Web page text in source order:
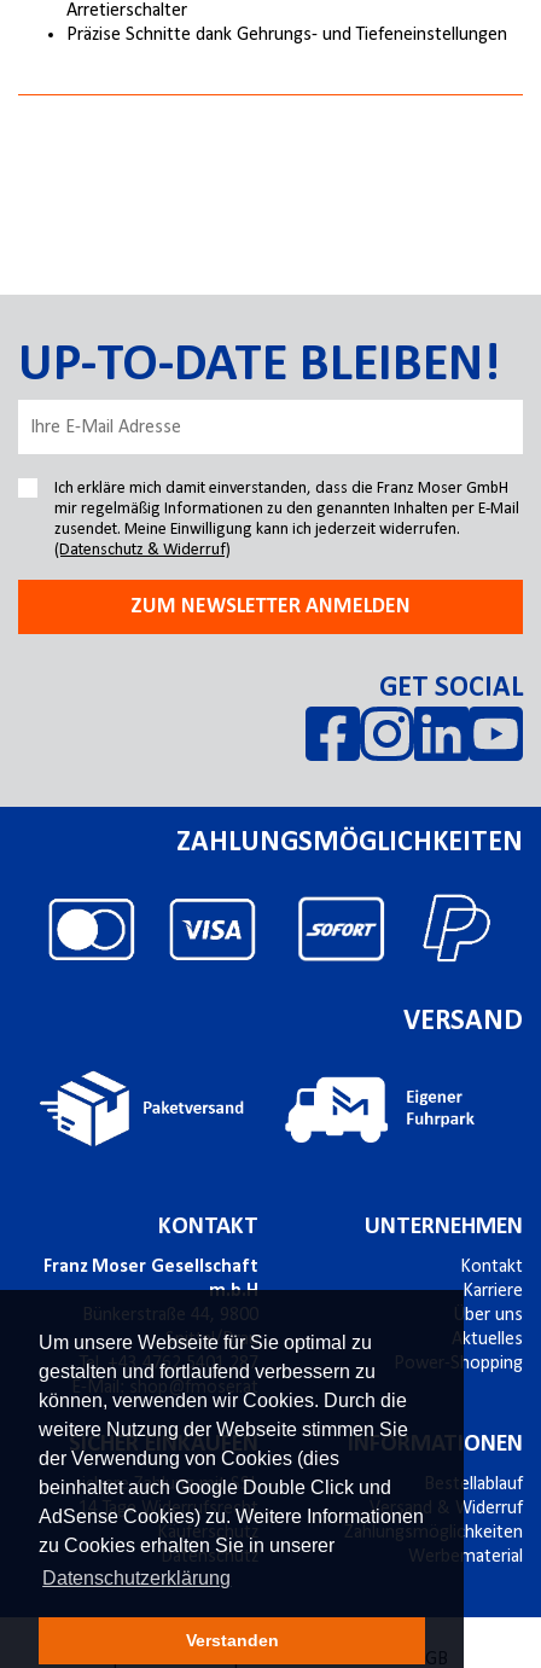
Um unsere Webseite für Sie optimal zu
gestalten und fortlaufend verbessern zu
können, verwenden wir Cookies. Durch die
weitere Nutzung der Webseite stimmen Sie
der Verwendung von Cookies (dies
beinhaltet auch Google Double Click und
AdSense Cookies) zu. Weitere Informationen
zu Cookies erhalten Sie in unserer
Datenschutzerklärung
Verstanden
Arretierschalter
Präzise Schnitte dank Gehrungs- und Tiefeneinstellungen
UP-TO-DATE BLEIBEN!
Ich erkläre mich damit einverstanden, dass die Franz Moser GmbH
mir regelmäßig Informationen zu den genannten Inhalten per E-Mail
zusendet. Meine Einwilligung kann ich jederzeit widerrufen.
(Datenschutz & Widerruf)
ZUM NEWSLETTER ANMELDEN
GET SOCIAL
ZAHLUNGSMÖGLICHKEITEN
VERSAND
KONTAKT
Franz Moser Gesellschaft
m.b.H
Bünkerstraße 44, 9800
Spittal/Drau
Tel. +43 4762 5401 287
E-Mail: shop@fmoser.at
UNTERNEHMEN
Kontakt
Karriere
Über uns
Aktuelles
Power-Shopping
SICHER EINKAUFEN
sichere Zahlung mit SSL
14 Tage Widerrufsrecht
Käuferschutz
Datenschutz
INFORMATIONEN
Bestellablauf
Versand & Widerruf
Zahlungsmöglichkeiten
Werbematerial
AGB